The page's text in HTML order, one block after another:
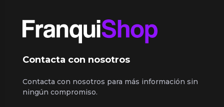
Contacta con nosotros
Contacta con nosotros para más información sin
ningún compromiso.